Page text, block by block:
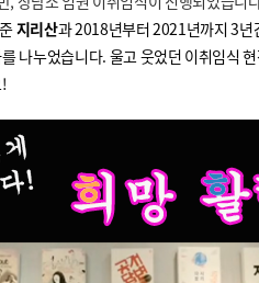
지리산과 2018년부터 2021년까지 3년
나누었습니다. 울고 웃었던 이취임식